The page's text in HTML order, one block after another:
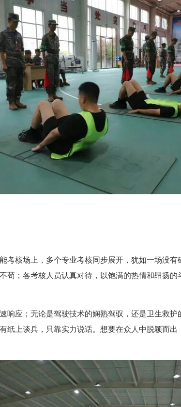
核场上，多个专业考核同步展开，犹如一场没有
苟；各考核人员认真对待 ，以饱满的热情和昂扬
应；无论是驾驶技术的娴熟驾驭，还是卫生救护
纸上谈兵，只靠实力说话。想要在众人中脱颖而出